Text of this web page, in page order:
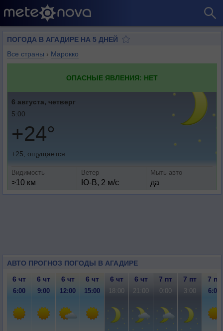
ПОГОДА В АГАДИРЕ НА 5 ДНЕЙ
Все страны › Марокко
ОПАСНЫЕ ЯВЛЕНИЯ: НЕТ
6 августа, четверг
5:00
+24°
+25, ощущается
Видимость
>10 км
Ветер
Ю-В, 2 м/с
Мыть авто
да
АВТО ПРОГНОЗ ПОГОДЫ В АГАДИРЕ
6 чт 6 чт 6 чт 6 чт 6 чт 6 чт 7 пт 7 пт 7 пт
6:00 9:00 12:00 15:00 18:00 21:00 0:00 3:00 6:00